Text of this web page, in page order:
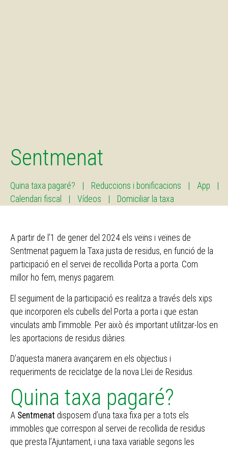
Sentmenat
Quina taxa pagaré? Reduccions i bonificacions
App
Calendari fiscal
Vídeos Domiciliar la taxa
A partir de l’1 de gener del 2024 els veïns i veïnes de
Sentmenat paguem la Taxa justa de residus, en funció de la
participació en el servei de recollida Porta a porta. Com
millor ho fem, menys pagarem.
El seguiment de la participació es realitza a través dels xips
que incorporen els cubells del Porta a porta i que estan
vinculats amb l’immoble. Per això és important utilitzar-los en
les aportacions de residus diàries.
D’aquesta manera avançarem en els objectius i
requeriments de reciclatge de la nova Llei de Residus.
Quina taxa pagaré?
A Sentmenat disposem d’una taxa fixa per a tots els
immobles que correspon al servei de recollida de residus
que presta l’Ajuntament, i una taxa variable segons les